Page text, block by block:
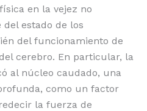
en la vejez no
estado de los
del funcionamiento de
cerebro. En particular, la
al núcleo caudado, una
como un factor
la fuerza de